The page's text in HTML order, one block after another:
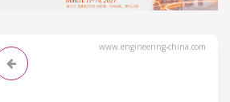
www.engineering-china.com